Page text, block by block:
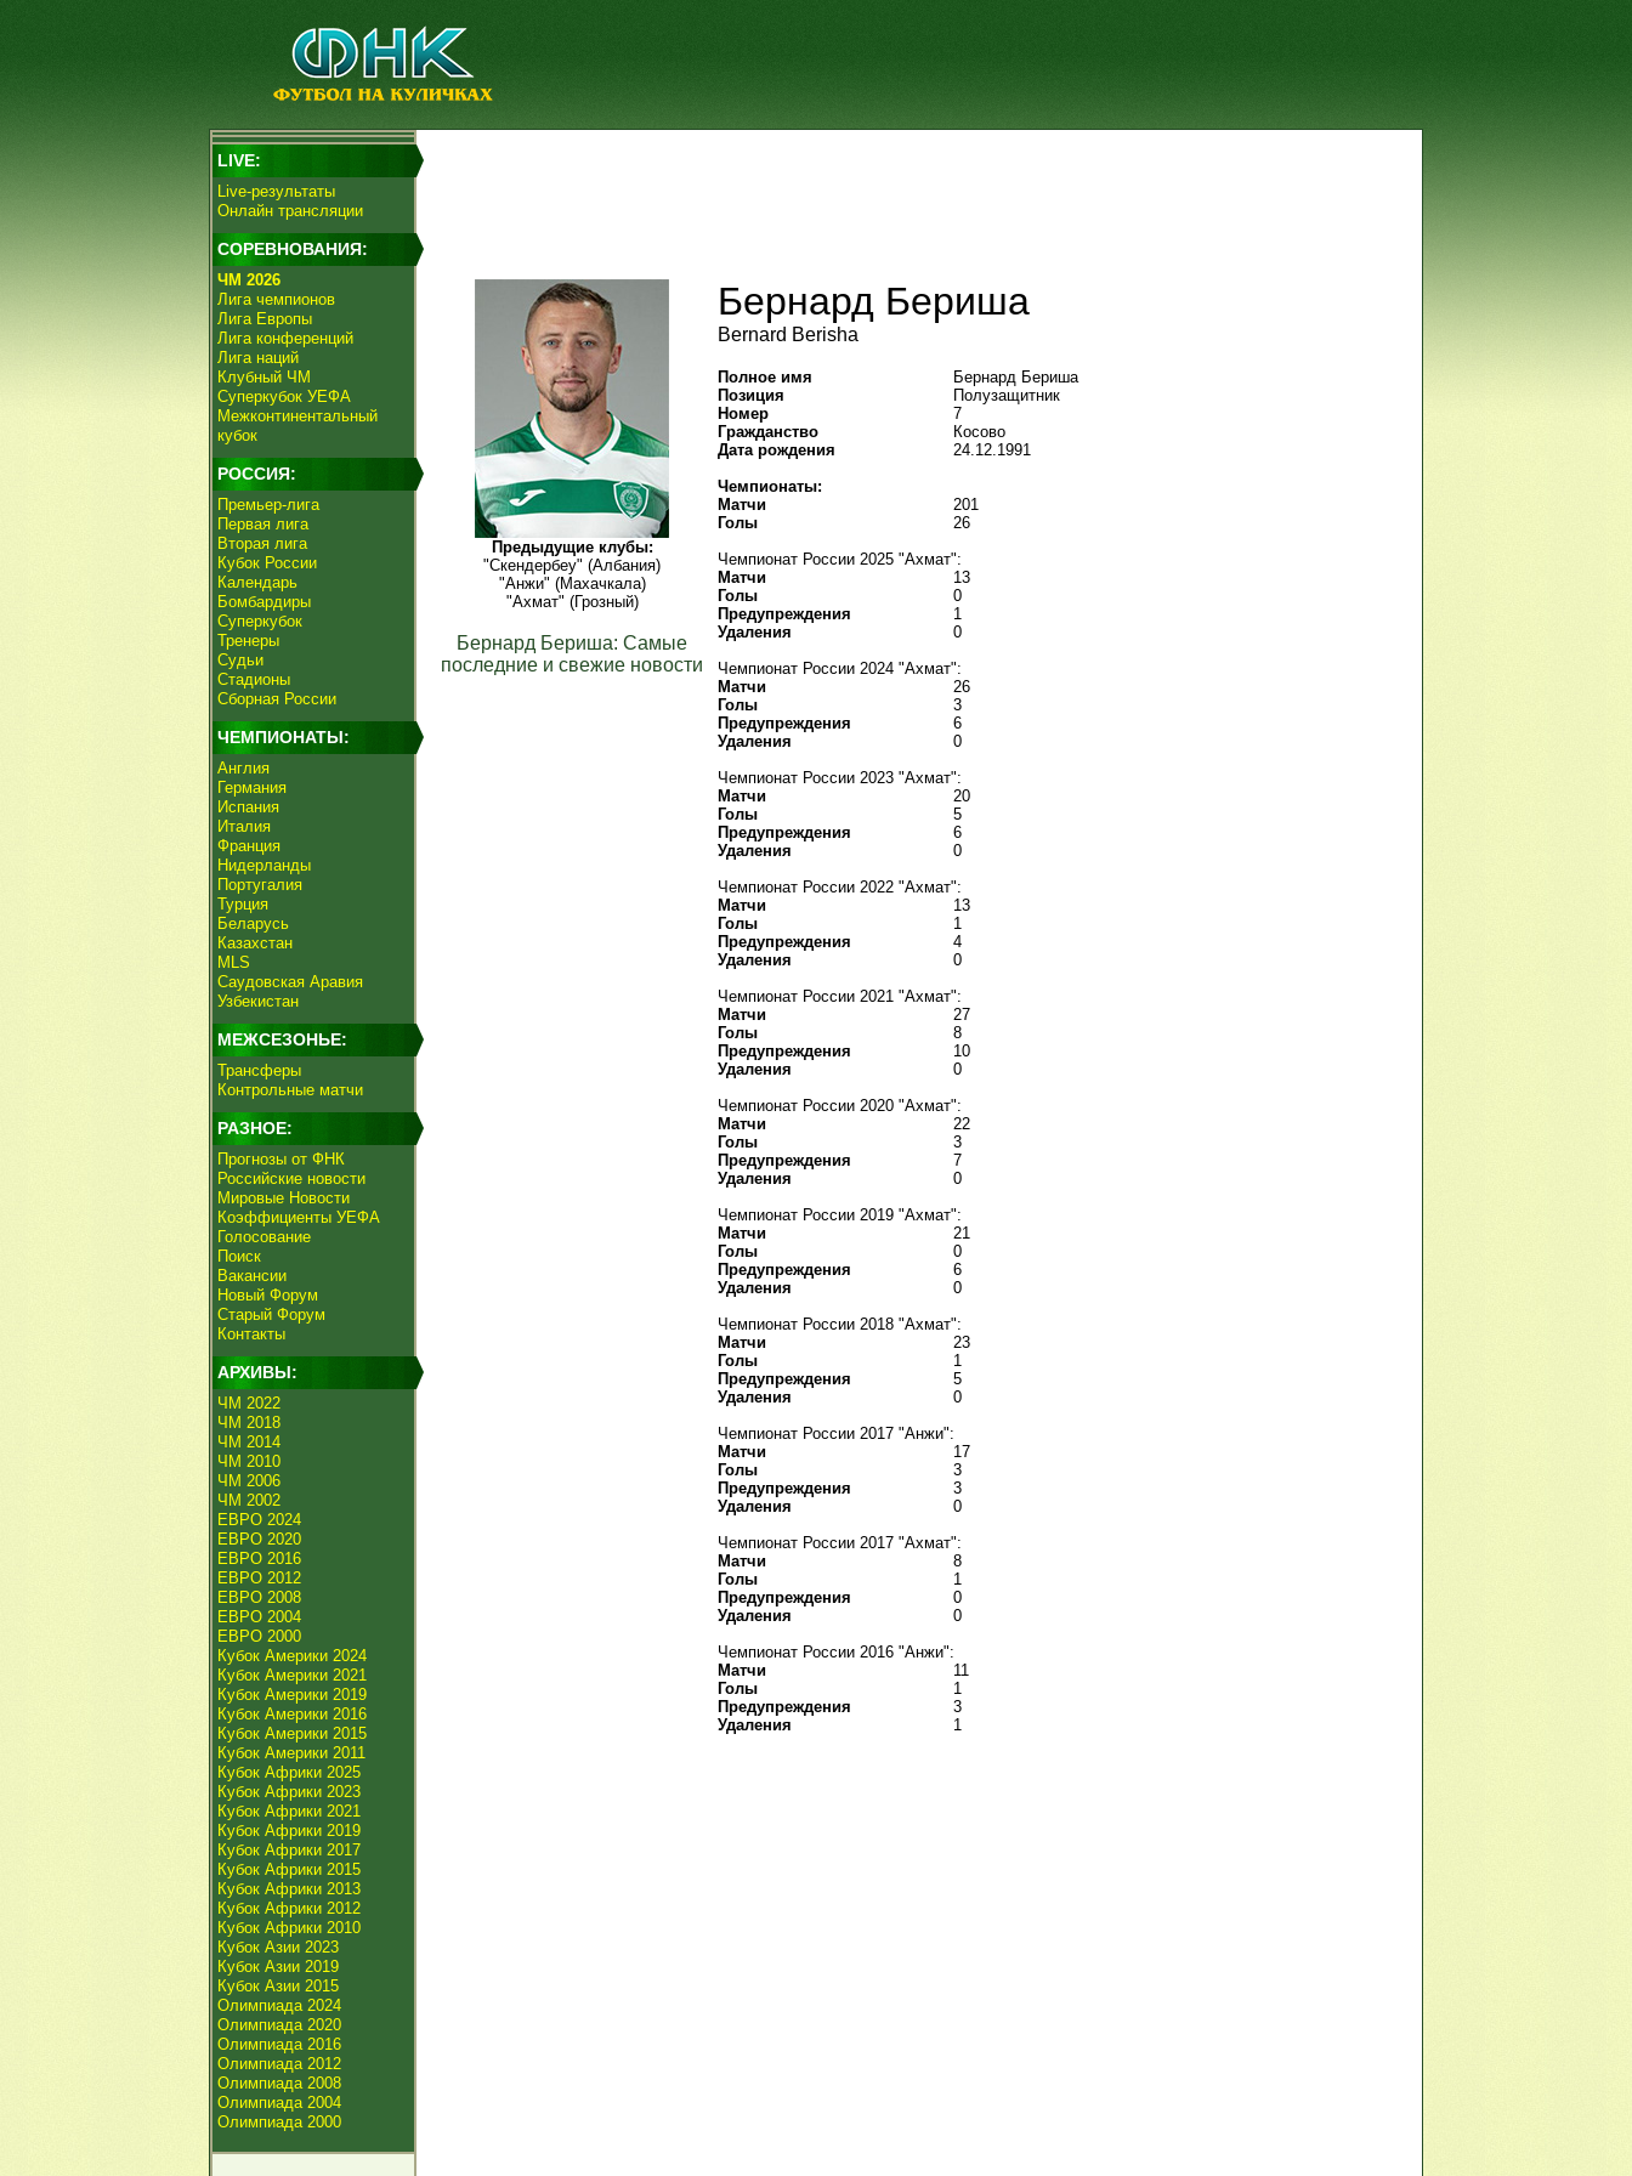
LIVE:
Live-результаты
Онлайн трансляции
СОРЕВНОВАНИЯ:
ЧМ 2026
Лига чемпионов
Лига Европы
Лига конференций
Лига наций
Клубный ЧМ
Суперкубок УЕФА
Межконтинентальный
кубок
РОССИЯ:
Премьер-лига
Первая лига
Вторая лига
Кубок России
Календарь
Бомбардиры
Суперкубок
Тренеры
Судьи
Стадионы
Сборная России
ЧЕМПИОНАТЫ:
Англия
Германия
Испания
Италия
Франция
Нидерланды
Португалия
Турция
Беларусь
Казахстан
MLS
Саудовская Аравия
Узбекистан
МЕЖСЕЗОНЬЕ:
Трансферы
Контрольные матчи
РАЗНОЕ:
Прогнозы от ФНК
Российские новости
Мировые Новости
Коэффициенты УЕФА
Голосование
Поиск
Вакансии
Новый Форум
Старый Форум
Контакты
АРХИВЫ:
ЧМ 2022
ЧМ 2018
ЧМ 2014
ЧМ 2010
ЧМ 2006
ЧМ 2002
ЕВРО 2024
ЕВРО 2020
ЕВРО 2016
ЕВРО 2012
ЕВРО 2008
ЕВРО 2004
ЕВРО 2000
Кубок Америки 2024
Кубок Америки 2021
Кубок Америки 2019
Кубок Америки 2016
Кубок Америки 2015
Кубок Америки 2011
Кубок Африки 2025
Кубок Африки 2023
Кубок Африки 2021
Кубок Африки 2019
Кубок Африки 2017
Кубок Африки 2015
Кубок Африки 2013
Кубок Африки 2012
Кубок Африки 2010
Кубок Азии 2023
Кубок Азии 2019
Кубок Азии 2015
Олимпиада 2024
Олимпиада 2020
Олимпиада 2016
Олимпиада 2012
Олимпиада 2008
Олимпиада 2004
Олимпиада 2000
Предыдущие клубы:
"Скендербеу" (Албания)
"Анжи" (Махачкала)
"Ахмат" (Грозный)
Бернард Бериша: Самые
последние и свежие новости
Бернард Бериша
Bernard Berisha
Полное имя
Бернард Бериша
Позиция
Полузащитник
Номер
7
Гражданство
Косово
Дата рождения
24.12.1991
Чемпионаты:
Матчи
201
Голы
26
Чемпионат России 2025 "Ахмат":
Матчи
13
Голы
0
Предупреждения
1
Удаления
0
Чемпионат России 2024 "Ахмат":
Матчи
26
Голы
3
Предупреждения
6
Удаления
0
Чемпионат России 2023 "Ахмат":
Матчи
20
Голы
5
Предупреждения
6
Удаления
0
Чемпионат России 2022 "Ахмат":
Матчи
13
Голы
1
Предупреждения
4
Удаления
0
Чемпионат России 2021 "Ахмат":
Матчи
27
Голы
8
Предупреждения
10
Удаления
0
Чемпионат России 2020 "Ахмат":
Матчи
22
Голы
3
Предупреждения
7
Удаления
0
Чемпионат России 2019 "Ахмат":
Матчи
21
Голы
0
Предупреждения
6
Удаления
0
Чемпионат России 2018 "Ахмат":
Матчи
23
Голы
1
Предупреждения
5
Удаления
0
Чемпионат России 2017 "Анжи":
Матчи
17
Голы
3
Предупреждения
3
Удаления
0
Чемпионат России 2017 "Ахмат":
Матчи
8
Голы
1
Предупреждения
0
Удаления
0
Чемпионат России 2016 "Анжи":
Матчи
11
Голы
1
Предупреждения
3
Удаления
1